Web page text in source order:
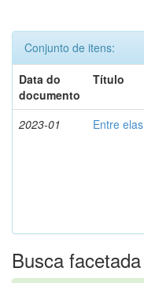
Conjunto de itens:
Data do
documento
Título
2023-01 Entre elas
Busca facetada